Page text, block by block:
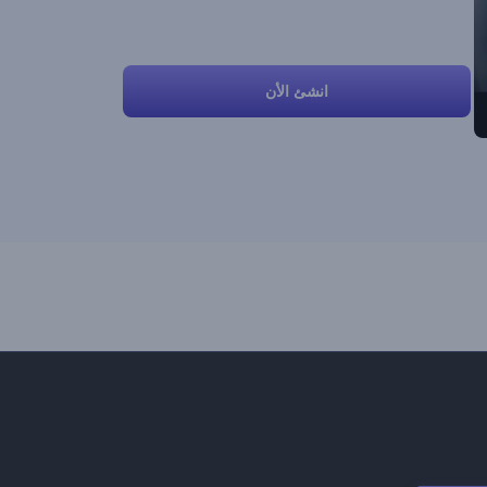
انشئ الأن